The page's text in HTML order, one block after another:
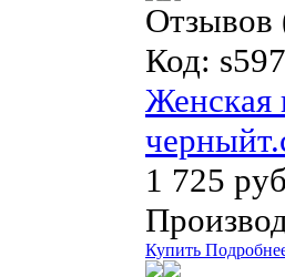
Отзывов
Код:
Женская
1 725
Купить